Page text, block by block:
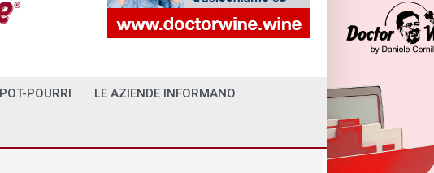
POT-POURRI LE AZIENDE INFORMANO